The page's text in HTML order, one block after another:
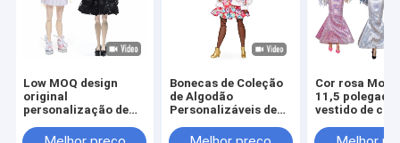
Low MOQ design
original
personalização de
boneca de moda
Bonecas de Coleção
de Algodão
Personalizáveis de
Vestido para
Cor rosa
11,5
vestido de
bonecas